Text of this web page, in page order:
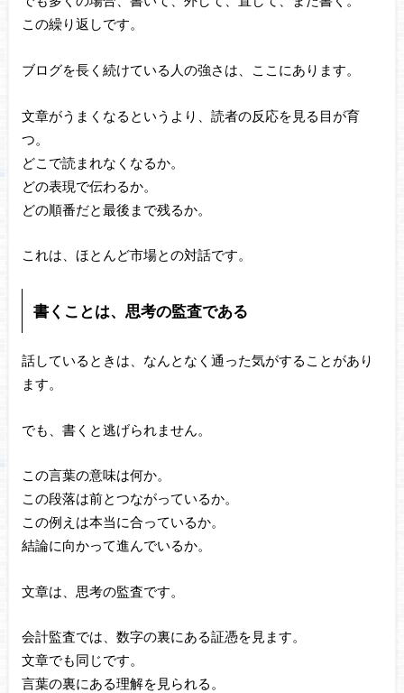
この繰り返しです。
ブログを長く続けている人の強さは、ここにあります。
文章がうまくなるというより、読者の反応を見る目が育
つ。
どこで読まれなくなるか。
どの表現で伝わるか。
どの順番だと最後まで残るか。
これは、ほとんど市場との対話です。
書くことは、思考の監査である
話しているときは、なんとなく通った気がすることがあり
ます。
でも、書くと逃げられません。
この言葉の意味は何か。
この段落は前とつながっているか。
この例えは本当に合っているか。
結論に向かって進んでいるか。
文章は、思考の監査です。
会計監査では、数字の裏にある証憑を見ます。
文章でも同じです。
言葉の裏にある理解を見られる。